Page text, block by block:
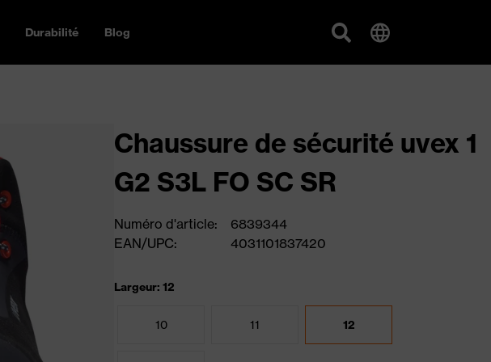
Durabilité Blog
Chaussure de sécurité uvex 1
G2 S3L FO SC SR
Numéro d'article:
6839344
EAN/UPC:
4031101837420
Largeur: 12
10 11 12